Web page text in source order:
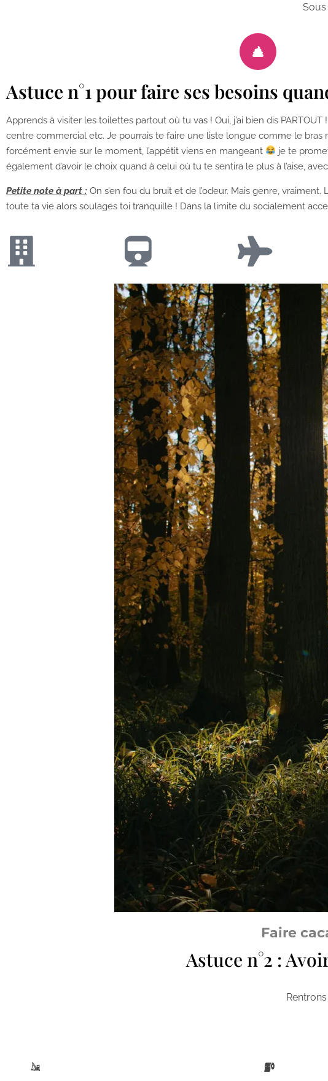
Astuce n°1 pour faire ses besoins
Apprends à visiter les toilettes partout où tu vas ! Oui, j’ai bien dis
centre commercial etc. Je pourrais te faire une liste longue comme le bras
forcément envie sur le moment, l’appétit viens en mangeant
je te
également d’avoir le choix quand à celui où tu te sentira le plus à l’aise,
Petite note à part : On s’en fou du bruit et de l’odeur. Mais genre,
toute ta vie alors soulages toi tranquille ! Dans la limite du socialement
Faire
Astuce n°2 :